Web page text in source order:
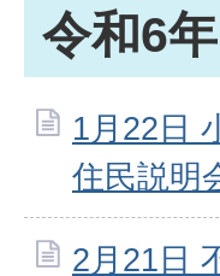
令和6年
1月22日
住民説明
2月21日